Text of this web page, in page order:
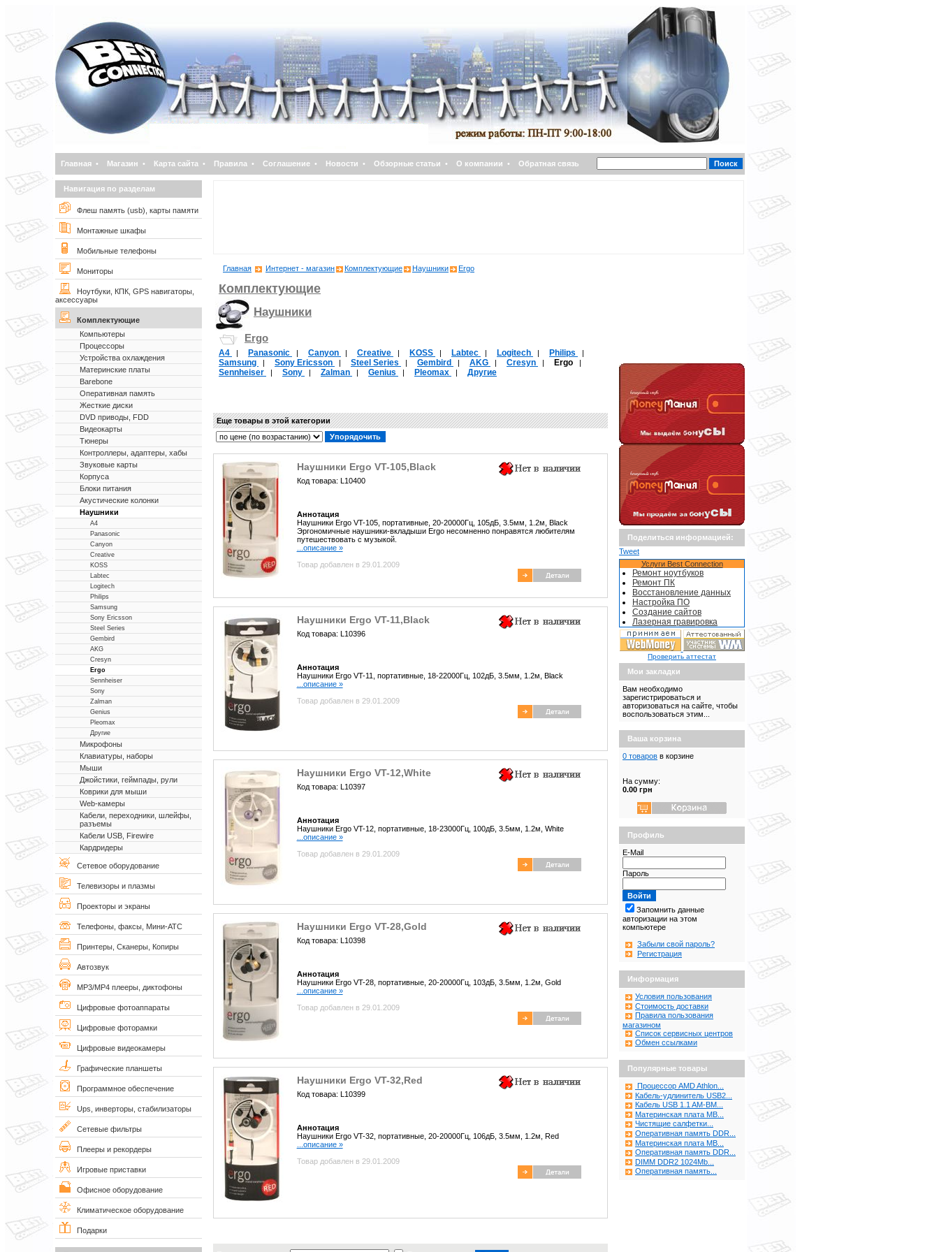
Главная • Магазин • Карта сайта • Правила • Соглашение • Новости • Обзорные статьи • О компании • Обратная связь
Навигация по разделам
Флеш память (usb), карты памяти
Монтажные шкафы
Мобильные телефоны
Мониторы
Ноутбуки, КПК, GPS навигаторы,
аксессуары
Комплектующие
Компьютеры
Процессоры
Устройства охлаждения
Материнские платы
Barebone
Оперативная память
Жесткие диски
DVD приводы, FDD
Видеокарты
Тюнеры
Контроллеры, адаптеры, хабы
Звуковые карты
Корпуса
Блоки питания
Акустические колонки
Наушники
A4
Panasonic
Canyon
Creative
KOSS
Labtec
Logitech
Philips
Samsung
Sony Ericsson
Steel Series
Gembird
AKG
Cresyn
Ergo
Sennheiser
Sony
Zalman
Genius
Pleomax
Другие
Микрофоны
Клавиатуры, наборы
Мыши
Джойстики, геймпады, рули
Коврики для мыши
Web-камеры
Кабели, переходники, шлейфы,
разъемы
Кабели USB, Firewire
Кардридеры
Сетевое оборудование
Телевизоры и плазмы
Проекторы и экраны
Телефоны, факсы, Мини-АТС
Принтеры, Сканеры, Копиры
Автозвук
MP3/MP4 плееры, диктофоны
Цифровые фотоаппараты
Цифровые фоторамки
Цифровые видеокамеры
Графические планшеты
Программное обеспечение
Ups, инверторы, стабилизаторы
Сетевые фильтры
Плееры и рекордеры
Игровые приставки
Офисное оборудование
Климатическое оборудование
Подарки
Главная Интернет - магазин Комплектующие Наушники Ergo
Комплектующие
Наушники
Ergo
A4 | Panasonic | Canyon | Creative | KOSS | Labtec | Logitech | Philips |
Samsung | Sony Ericsson | Steel Series | Gembird | AKG | Cresyn | Ergo |
Sennheiser | Sony | Zalman | Genius | Pleomax | Другие
Еще товары в этой категории
Наушники Ergo VT-105,Black
Код товара: L10400
Аннотация
Наушники Ergo VT-105, портативные, 20-20000Гц, 105дБ, 3.5мм, 1.2м, Black
Эргономичные наушники-вкладыши Ergo несомненно понравятся любителям
путешествовать с музыкой.
...описание »
Товар добавлен в 29.01.2009
Наушники Ergo VT-11,Black
Код товара: L10396
Аннотация
Наушники Ergo VT-11, портативные, 18-22000Гц, 102дБ, 3.5мм, 1.2м, Black
...описание »
Товар добавлен в 29.01.2009
Наушники Ergo VT-12,White
Код товара: L10397
Аннотация
Наушники Ergo VT-12, портативные, 18-23000Гц, 100дБ, 3.5мм, 1.2м, White
...описание »
Товар добавлен в 29.01.2009
Наушники Ergo VT-28,Gold
Код товара: L10398
Аннотация
Наушники Ergo VT-28, портативные, 20-20000Гц, 103дБ, 3.5мм, 1.2м, Gold
...описание »
Товар добавлен в 29.01.2009
Наушники Ergo VT-32,Red
Код товара: L10399
Аннотация
Наушники Ergo VT-32, портативные, 20-20000Гц, 106дБ, 3.5мм, 1.2м, Red
...описание »
Товар добавлен в 29.01.2009
Поделиться информацией:
Tweet
Услуги Best Connection
Ремонт ноутбуков
Ремонт ПК
Восстановление данных
Настройка ПО
Создание сайтов
Лазерная гравировка
Проверить аттестат
Мои закладки
Вам необходимо
зарегистрироваться и
авторизоваться на сайте, чтобы
воспользоваться этим...
Ваша корзина
0 товаров в корзине
На сумму:
0.00 грн
Профиль
E-Mail
Пароль
Запомнить данные
авторизации на этом
компьютере
Забыли свой пароль?
Регистрация
Информация
Условия пользования
Стоимость доставки
Правила пользования
магазином
Список сервисных центров
Обмен ссылками
Популярные товары
Процессор AMD Athlon...
Кабель-удлинитель USB2...
Кабель USB 1.1 AM-BM...
Материнская плата MB...
Чистящие салфетки...
Оперативная память DDR...
Материнская плата MB...
Оперативная память DDR...
DIMM DDR2 1024Mb...
Оперативная память...